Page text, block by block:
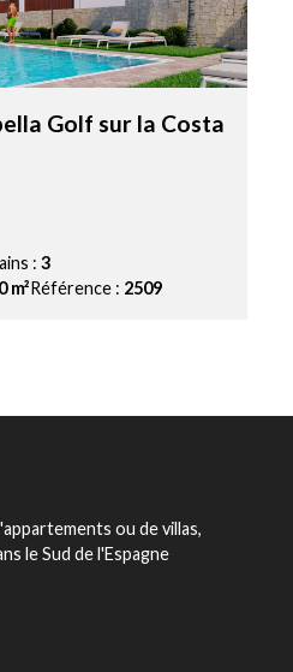
Golf sur la Costa
:3
m²Référence : 2509
ou de villas,
le Sud de l'Espagne